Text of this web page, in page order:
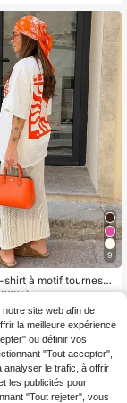
9
shirt à motif tournesol
t-shirt graphiqu
à col rond e
pour femmes, bl
scolaire
site web afin de
la meilleure expérience
ou définir vos
"Tout accepter",
analyser le trafic, à offrir
les publicités pour
"Tout rejeter", vous